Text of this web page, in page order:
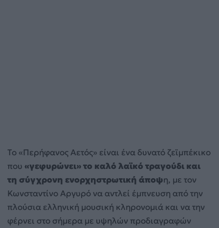
To «Περήφανος Αετός» είναι ένα δυνατό ζεϊμπέκικο
που «γεφυρώνει» το καλό λαϊκό τραγούδι και
τη σύγχρονη ενορχηστρωτική άποψη, με τον
Κωνσταντίνο Αργυρό να αντλεί έμπνευση από την
πλούσια ελληνική μουσική κληρονομιά και να την
φέρνει στο σήμερα με υψηλών προδιαγραφών